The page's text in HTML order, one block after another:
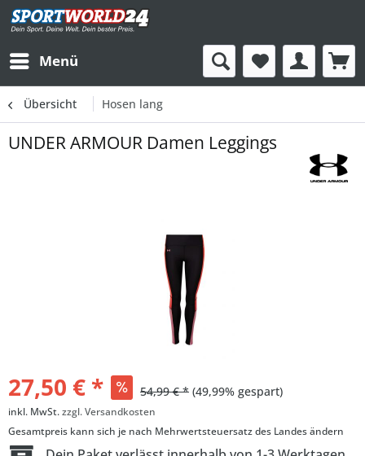
Menü
Übersicht Hosen lang
UNDER ARMOUR Damen Leggings
27,50 € * 54,99 € * (49,99% gespart)
inkl. MwSt.zzgl. Versandkosten
Gesamtpreis kann sich je nach Mehrwertsteuersatz des Landes ändern